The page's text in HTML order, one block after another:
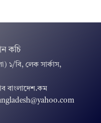
কচি
১/বি, লেক সার্কাস,
বাংলাদেশ.কম